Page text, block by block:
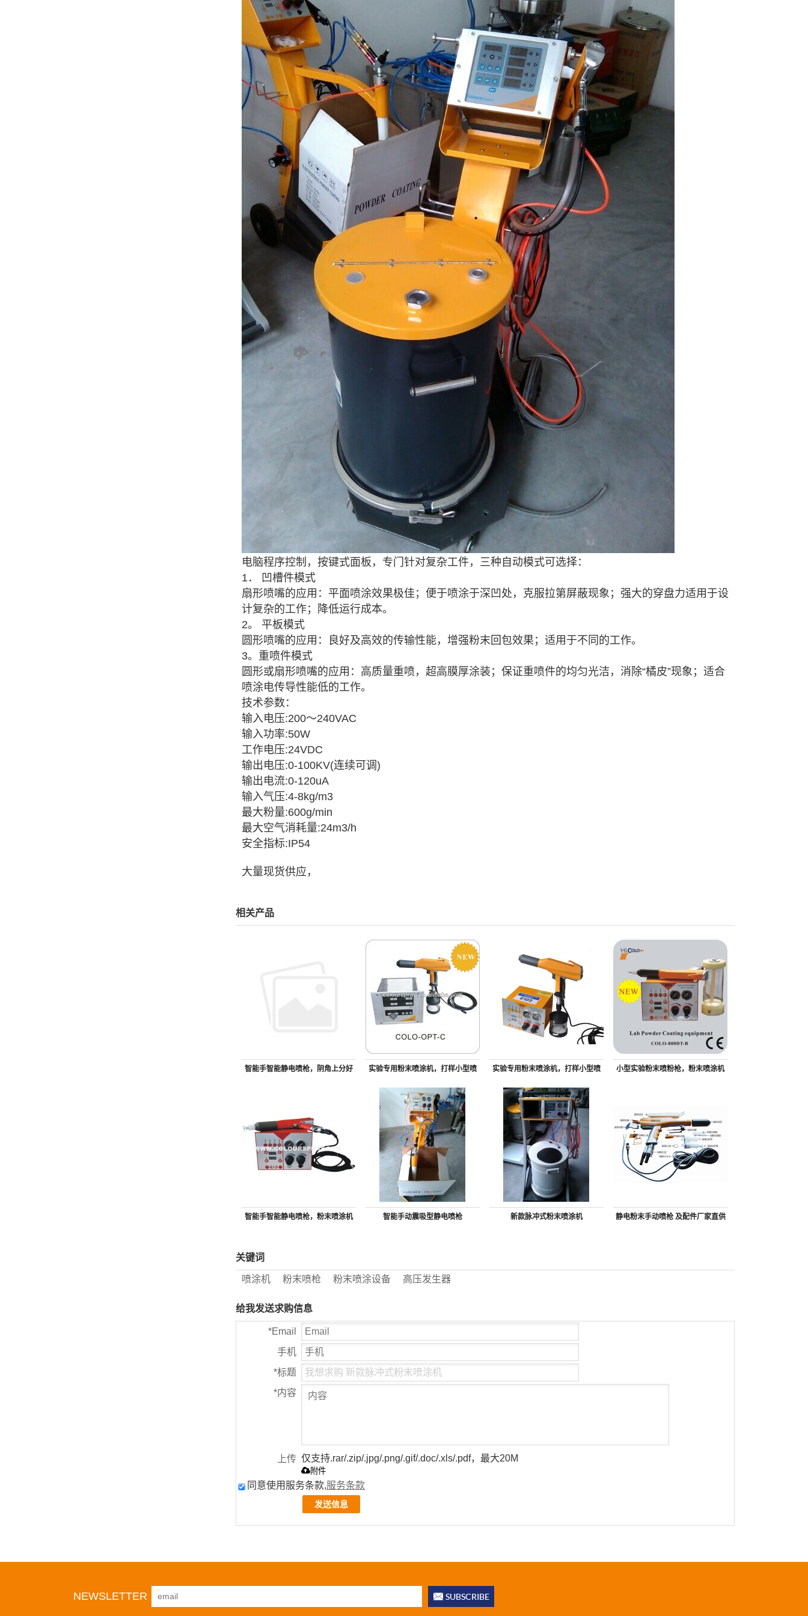
电脑程序控制，按键式面板，专门针对复杂工件，三种自动模式可选择：
1． 凹槽件模式
扇形喷嘴的应用：平面喷涂效果极佳；便于喷涂于深凹处，克服拉第屏蔽现象；强大的穿盘力适用于设
计复杂的工作；降低运行成本。
2。 平板模式
圆形喷嘴的应用：良好及高效的传输性能，增强粉末回包效果；适用于不同的工作。
3。重喷件模式
圆形或扇形喷嘴的应用：高质量重喷，超高膜厚涂装；保证重喷件的均匀光洁，消除“橘皮”现象；适合
喷涂电传导性能低的工作。
技术参数：
输入电压:200～240VAC
输入功率:50W
工作电压:24VDC
输出电压:0-100KV(连续可调)
输出电流:0-120uA
输入气压:4-8kg/m3
最大粉量:600g/min
最大空气消耗量:24m3/h
安全指标:IP54
大量现货供应，
相关产品
智能手智能静电喷枪，阴角上分好 实验专用粉末喷涂机，打样小型喷
枪
实验专用粉末喷涂机，打样小型喷
枪
小型实验粉末喷粉枪，粉末喷涂机
智能手智能静电喷枪，粉末喷涂机 智能手动震吸型静电喷枪 新款脉冲式粉末喷涂机 静电粉末手动喷枪 及配件厂家直供
关键词
喷涂机 粉末喷枪 粉末喷涂设备 高压发生器
给我发送求购信息
*Email
手机
*标题
*内容
上传 仅支持.rar/.zip/.jpg/.png/.gif/.doc/.xls/.pdf，最大20M
附件
同意使用服务条款,服务条款
发送信息
NEWSLETTER